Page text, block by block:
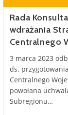
Rada
wdrażania
Centralnego
3 marca 2023
ds.
Centralnego
powołana
Subregionu…